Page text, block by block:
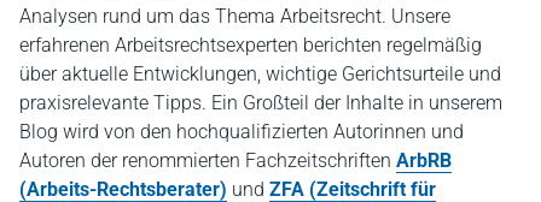
Analysen rund um das Thema Arbeitsrecht. Unsere
erfahrenen Arbeitsrechtsexperten berichten regelmäßig
über aktuelle Entwicklungen, wichtige Gerichtsurteile und
praxisrelevante Tipps. Ein Großteil der Inhalte in unserem
Blog wird von den hochqualifizierten Autorinnen und
Autoren der renommierten Fachzeitschriften ArbRB
(Arbeits-Rechtsberater) und ZFA (Zeitschrift für